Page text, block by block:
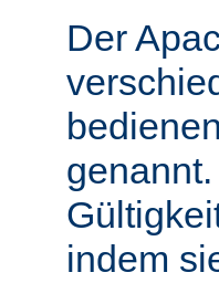
Der
indem